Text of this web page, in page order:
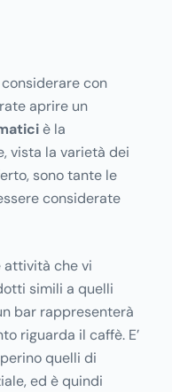
con
aprire un
è la
vista la varietà dei
sono tante le
considerate
attività che vi
simili a quelli
bar rappresenterà
riguarda il caffè. E’
quelli di
ed è quindi